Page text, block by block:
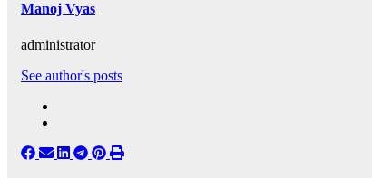
Manoj Vyas
administrator
See author's posts